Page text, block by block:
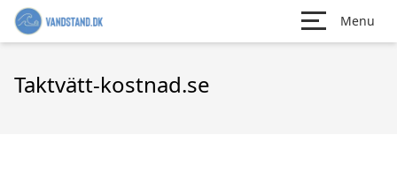
Menu
Taktvätt-kostnad.se